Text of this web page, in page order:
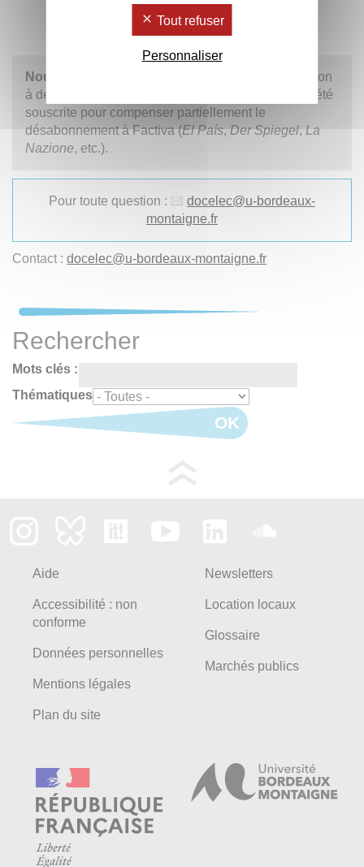
Nouveauté 2025
: une extension
à des titres de presse principalement européens a été
souscrite pour compenser partiellement le
désabonnement à Factiva (El País,Der Spiegel, La
Nazione, etc.).
Pour toute question : docelec@u-bordeaux-
montaigne.fr
Contact : docelec@u-bordeaux-montaigne.fr
Rechercher
Mots clés :
Thématiques
OK
Aide
Accessibilité : non
conforme
Données personnelles
Mentions légales
Plan du site
Newsletters
Location locaux
Glossaire
Marchés publics
Tout refuser
Personnaliser